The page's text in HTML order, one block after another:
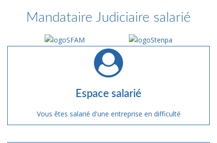
Mandataire Judiciaire salarié
Espace salarié
Vous êtes salarié d'une entreprise en difficulté